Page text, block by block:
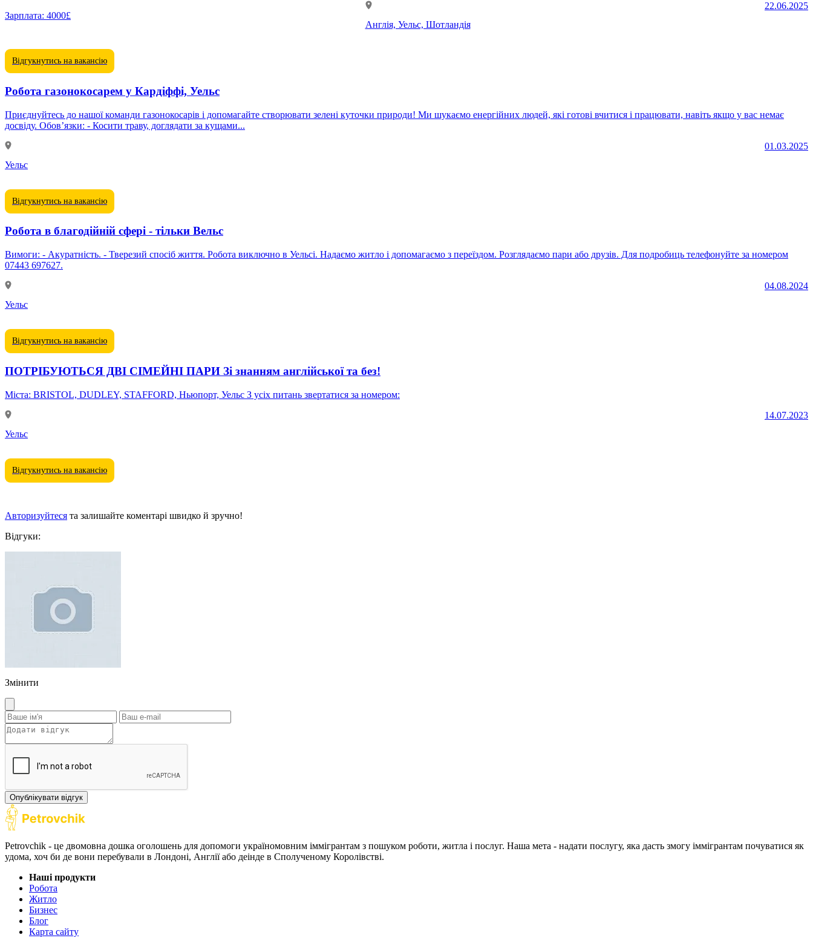
Зарплата: 4000£
Англія, Уельс, Шотландія
22.06.2025
Відгукнутись на вакансію
Робота газонокосарем у Кардіффі, Уельс
Приєднуйтесь до нашої команди газонокосарів і допомагайте створювати зелені куточки природи! Ми шукаємо енергійних людей, які готові вчитися і працювати, навіть якщо у вас немає
досвіду. Обов’язки: - Косити траву, доглядати за кущами...
Уельс
01.03.2025
Відгукнутись на вакансію
Робота в благодійній сфері - тільки Вельс
Вимоги: - Акуратність. - Тверезий спосіб життя. Робота виключно в Уельсі. Надаємо житло і допомагаємо з переїздом. Розглядаємо пари або друзів. Для подробиць телефонуйте за номером
07443 697627.
Уельс
04.08.2024
Відгукнутись на вакансію
ПОТРІБУЮТЬСЯ ДВІ СІМЕЙНІ ПАРИ Зі знанням англійської та без!
Міста: BRISTOL, DUDLEY, STAFFORD, Ньюпорт, Уельс З усіх питань звертатися за номером:
Уельс
14.07.2023
Відгукнутись на вакансію
Авторизуйтеся та залишайте коментарі швидко й зручно!
Відгуки:
Змінити
Опублікувати відгук
Petrovchik - це двомовна дошка оголошень для допомоги україномовним іммігрантам з пошуком роботи, житла і послуг. Наша мета - надати послугу, яка дасть змогу іммігрантам почуватися як
удома, хоч би де вони перебували в Лондоні, Англії або деінде в Сполученому Королівстві.
Наші продукти
Робота
Житло
Бизнес
Блог
Карта сайту